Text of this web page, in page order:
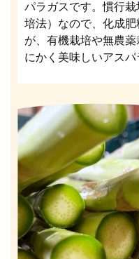
パラガスです。慣行
培法）なので、化成
が、有機栽培や無農
にかく美味しいアスパ